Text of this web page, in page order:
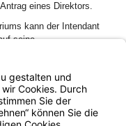
eines Direktors.
kann der Intendant
seine
entscheiden.
nach Satz 1 aus,
in der auf die